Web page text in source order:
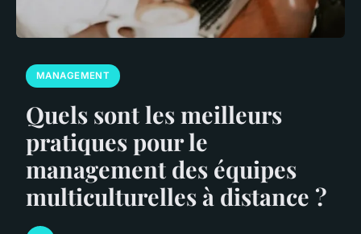
MANAGEMENT
Quels sont les meilleurs
pratiques pour le
management des équipes
multiculturelles à distance ?